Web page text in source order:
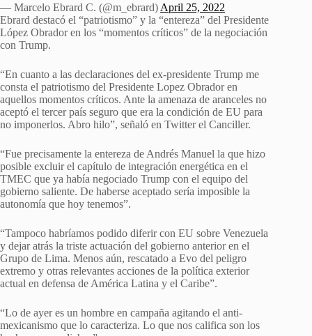
— Marcelo Ebrard C. (@m_ebrard) April 25, 2022
Ebrard destacó el “patriotismo” y la “entereza” del Presidente
López Obrador en los “momentos críticos” de la negociación
con Trump.
“En cuanto a las declaraciones del ex-presidente Trump me
consta el patriotismo del Presidente Lopez Obrador en
aquellos momentos críticos. Ante la amenaza de aranceles no
aceptó el tercer país seguro que era la condición de EU para
no imponerlos. Abro hilo”, señaló en Twitter el Canciller.
“Fue precisamente la entereza de Andrés Manuel la que hizo
posible excluir el capítulo de integración energética en el
TMEC que ya había negociado Trump con el equipo del
gobierno saliente. De haberse aceptado sería imposible la
autonomía que hoy tenemos”.
“Tampoco habríamos podido diferir con EU sobre Venezuela
y dejar atrás la triste actuación del gobierno anterior en el
Grupo de Lima. Menos aún, rescatado a Evo del peligro
extremo y otras relevantes acciones de la política exterior
actual en defensa de América Latina y el Caribe”.
“Lo de ayer es un hombre en campaña agitando el anti-
mexicanismo que lo caracteriza. Lo que nos califica son los